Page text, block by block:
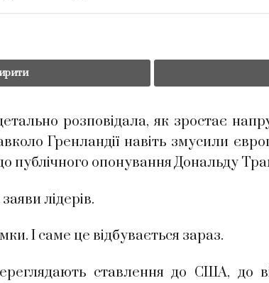
розповідала, як зростає
Гренландії навіть змусили
публічного опонування Дональду
лідерів.
І саме це відбувається зараз.
ставлення до США, до